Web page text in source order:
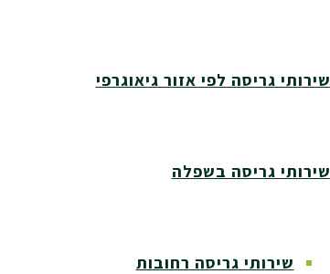
שירותי גריסה לפי אזור גיאוגרפי
שירותי גריסה בשפלה
שירותי גריסה רחובות